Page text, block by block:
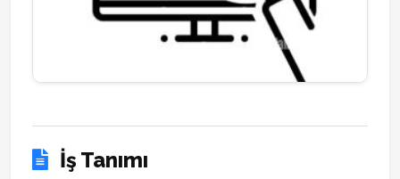
İş Tanımı